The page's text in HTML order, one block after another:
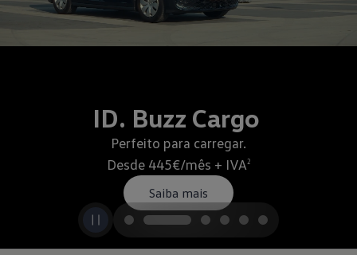
ID. Buzz Cargo
Perfeito para carregar.
Desde 445€/mês + IVA2
Saiba mais